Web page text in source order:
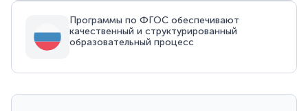
Программы по ФГОС обеспечивают
качественный и структурированный
образовательный процесс